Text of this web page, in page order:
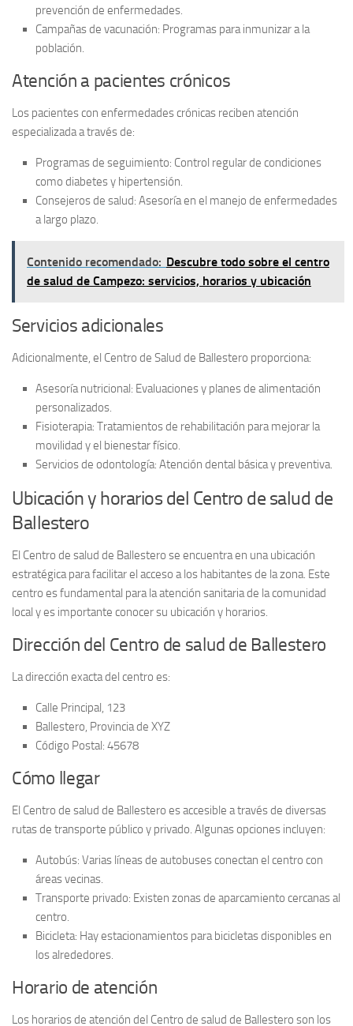
prevención de enfermedades.
Campañas de vacunación: Programas para inmunizar a la
población.
Atención a pacientes crónicos
Los pacientes con enfermedades crónicas reciben atención
especializada a través de:
Programas de seguimiento: Control regular de condiciones
como diabetes y hipertensión.
Consejeros de salud: Asesoría en el manejo de enfermedades
a largo plazo.
Contenido recomendado: Descubre todo sobre el centro
de salud de Campezo: servicios, horarios y ubicación
Servicios adicionales
Adicionalmente, el Centro de Salud de Ballestero proporciona:
Asesoría nutricional: Evaluaciones y planes de alimentación
personalizados.
Fisioterapia: Tratamientos de rehabilitación para mejorar la
movilidad y el bienestar físico.
Servicios de odontología: Atención dental básica y preventiva.
Ubicación y horarios del Centro de salud de
Ballestero
El Centro de salud de Ballestero se encuentra en una ubicación
estratégica para facilitar el acceso a los habitantes de la zona. Este
centro es fundamental para la atención sanitaria de la comunidad
local y es importante conocer su ubicación y horarios.
Dirección del Centro de salud de Ballestero
La dirección exacta del centro es:
Calle Principal, 123
Ballestero, Provincia de XYZ
Código Postal: 45678
Cómo llegar
El Centro de salud de Ballestero es accesible a través de diversas
rutas de transporte público y privado. Algunas opciones incluyen:
Autobús: Varias líneas de autobuses conectan el centro con
áreas vecinas.
Transporte privado: Existen zonas de aparcamiento cercanas al
centro.
Bicicleta: Hay estacionamientos para bicicletas disponibles en
los alrededores.
Horario de atención
Los horarios de atención del Centro de salud de Ballestero son los